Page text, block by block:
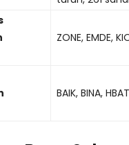
ZONE, EMDE,
BAIK, BINA,